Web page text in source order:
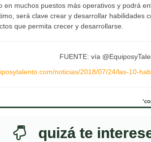
en muchos puestos más operativos y podrá
será clave crear y desarrollar habilidades
que permita crecer y desarrollarse.
FUENTE: vía
noticias/2018/07/24/las-10-
quizá te